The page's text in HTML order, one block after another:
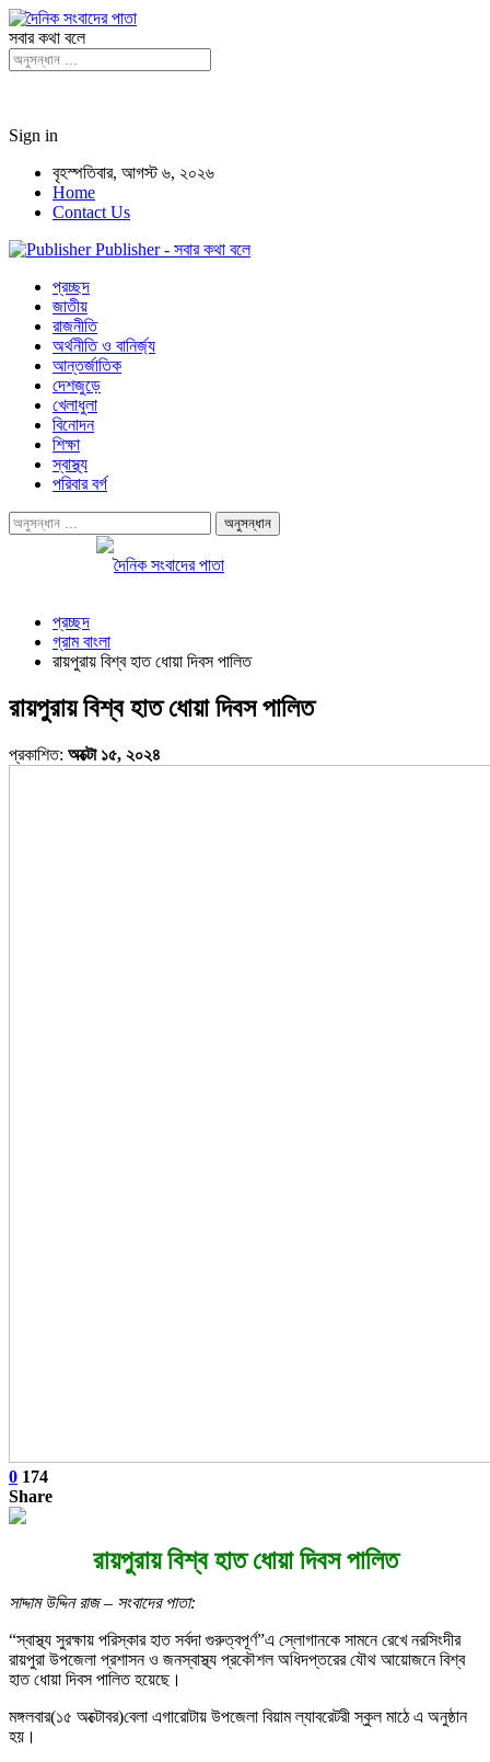
সবার কথা বলে
Sign in
বৃহস্পতিবার, আগস্ট ৬, ২০২৬
Home
Contact Us
Publisher - সবার কথা বলে
প্রচ্ছদ
জাতীয়
রাজনীতি
অর্থনীতি ও বানির্জ্য
আন্তর্জাতিক
দেশজুড়ে
খেলাধুলা
বিনোদন
শিক্ষা
স্বাস্থ্য
পরিবার বর্গ
প্রচ্ছদ
গ্রাম বাংলা
রায়পুরায় বিশ্ব হাত ধোয়া দিবস পালিত
রায়পুরায় বিশ্ব হাত ধোয়া দিবস পালিত
প্রকাশিত: অক্টো ১৫, ২০২৪
0 174
Share
রায়পুরায় বিশ্ব হাত ধোয়া দিবস পালিত
সাদ্দাম উদ্দিন রাজ – সংবাদের পাতা:
“স্বাস্থ্য সুরক্ষায় পরিস্কার হাত সর্বদা গুরুত্বপূর্ণ”এ স্লোগানকে সামনে রেখে নরসিংদীর
রায়পুরা উপজেলা প্রশাসন ও জনস্বাস্থ্য প্রকৌশল অধিদপ্তরের যৌথ আয়োজনে বিশ্ব
হাত ধোয়া দিবস পালিত হয়েছে।
মঙ্গলবার(১৫ অক্টোবর)বেলা এগারোটায় উপজেলা বিয়াম ল্যাবরেটরী স্কুল মাঠে এ অনুষ্ঠান
হয়।